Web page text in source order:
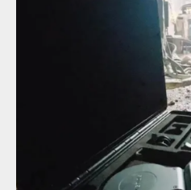
Универсальный Spectrum
Ручной лазерный Helix
Ручной лазерный Fenix
Метрологический PRO II
Метрологический PRIME
Роботизированный Proton